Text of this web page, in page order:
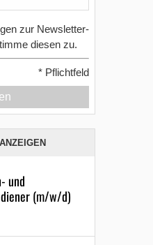
zur Newsletter-
diesen zu.
* Pflichtfeld
und
(m/w/d)